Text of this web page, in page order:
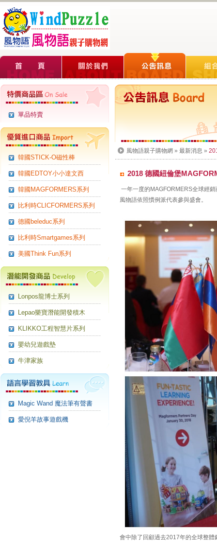
單品特賣
韓國STICK-O磁性棒
韓國EDTOY小小達文西
韓國MAGFORMERS系列
比利時CLICFORMERS系列
德國beleduc系列
比利時Smartgames系列
美國Think Fun系列
Lonpos龍博士系列
Lepao樂寶潛能開發積木
KLIKKO工程智慧片系列
嬰幼兒遊戲墊
牛津家族
Magic Wand 魔法筆有聲書
愛倪羊故事遊戲機
風物語親子購物網 » 最新消息 »
2018 德國紐倫堡
一年一度的MAGFORMERS全球經
風物語依照慣例派代表參與盛會。
會中除了回顧過去2017年的全球整